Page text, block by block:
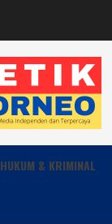
HUKUM & KRIMINAL